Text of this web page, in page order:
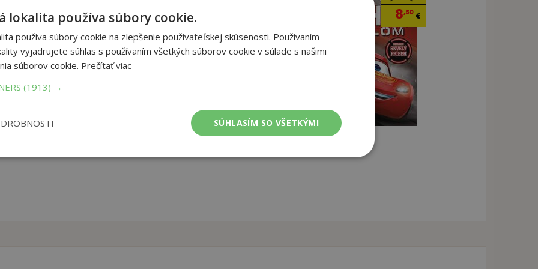
svete. Je ctižiadostivý, ale voči svojim súperom vždy
vyriešiť otázku, či sa dokáže vyrovnať autám novej generácie,
týchto pevných doskách nájdu deti knižku s pútavým príbehom
285x295 mm
8,50€
lokalita používa súbory cookie.
používa súbory cookie na zlepšenie používateľskej skúsenosti. Používaním
vyjadrujete súhlas s používaním všetkých súborov cookie v súlade s našimi
súborov cookie. Prečítať viac
(1913) →
SÚHLASÍM SO VŠETKÝMI